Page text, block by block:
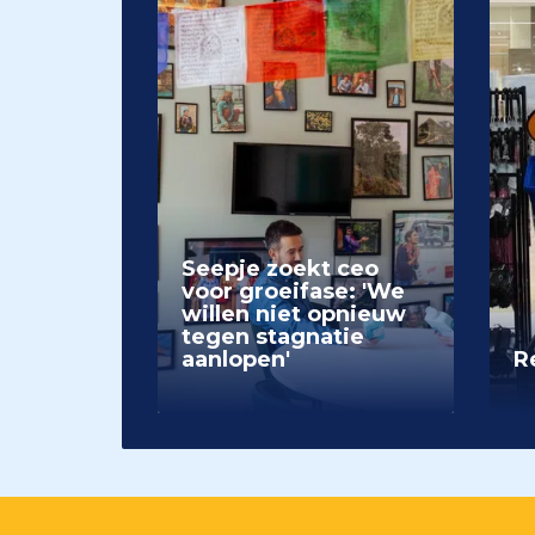
Seepje zoekt ceo
voor groeifase: 'We
willen niet opnieuw
tegen stagnatie
aanlopen'